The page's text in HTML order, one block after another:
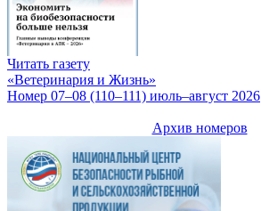
Читать газету
«Ветеринария и Жизнь»
Номер 07–08 (110–111) июль–август 2026
Архив номеров